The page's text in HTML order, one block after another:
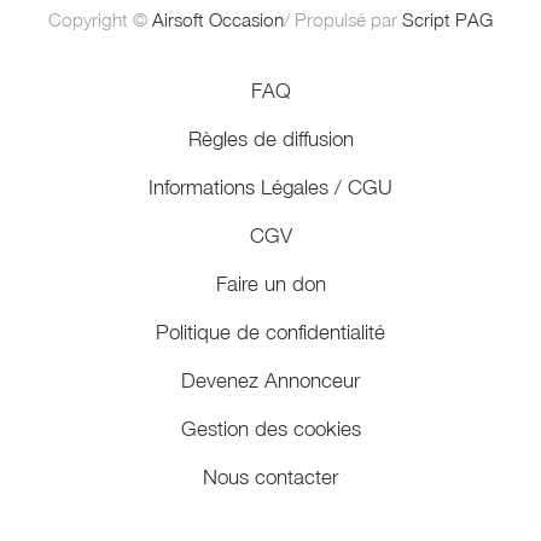
Copyright © Airsoft Occasion/ Propulsé par Script PAG
FAQ
Règles de diffusion
Informations Légales / CGU
CGV
Faire un don
Politique de confidentialité
Devenez Annonceur
Gestion des cookies
Nous contacter